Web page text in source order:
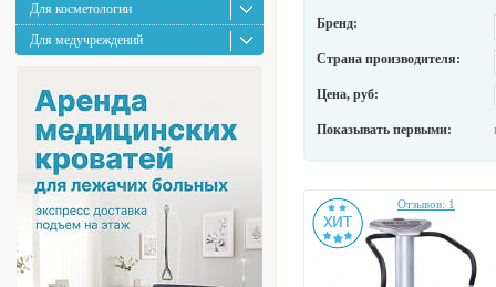
Для косметологии
Для медучреждений
Бренд:
Страна производителя:
Цена, руб:
Показывать первыми:
Отзывов: 1